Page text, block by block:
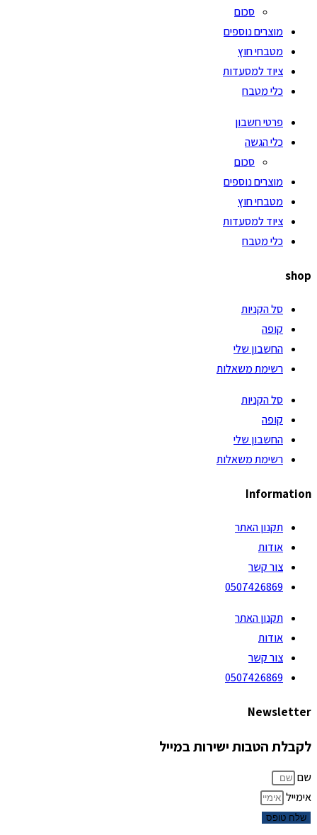
סכום
מוצרים נוספים
מטבחי חוץ
ציוד למסעדות
כלי מטבח
פרטי חשבון
כלי הגשה
סכום
מוצרים נוספים
מטבחי חוץ
ציוד למסעדות
כלי מטבח
shop
סל הקניות
קופה
החשבון שלי
רשימת משאלות
סל הקניות
קופה
החשבון שלי
רשימת משאלות
Information
תקנון האתר
אודות
צור קשר
0507426869
תקנון האתר
אודות
צור קשר
0507426869
Newsletter
לקבלת הטבות ישירות במייל
שם
אימייל
שלח טופס